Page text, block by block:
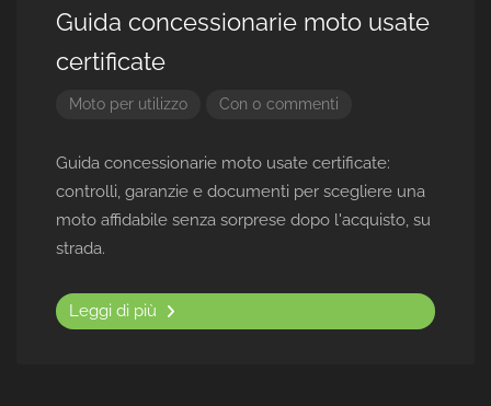
Guida concessionarie moto usate
certificate
Moto per utilizzo Con 0 commenti
Guida concessionarie moto usate certificate:
controlli, garanzie e documenti per scegliere una
moto affidabile senza sorprese dopo l'acquisto, su
strada.
Leggi di più